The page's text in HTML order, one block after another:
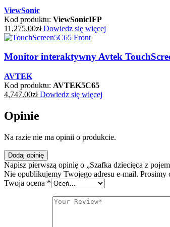
ViewSonic
Kod produktu: ViewSonicIFP
11,275.00zł Dowiedz się więcej
Monitor interaktywny Avtek
AVTEK
Kod produktu: AVTEK5C65
4,747.00zł Dowiedz się więcej
Opinie
Na razie nie ma opinii o produkcie.
Dodaj opinię
Napisz pierwszą opinię o „Szafka dziecięca z
Nie opublikujemy Twojego adresu e-mail.
Twoja ocena *